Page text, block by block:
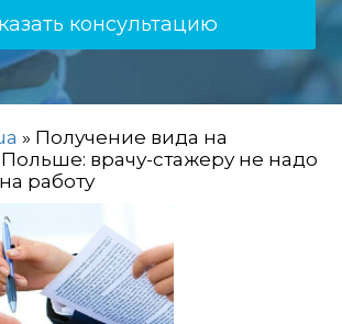
консультацию
» Получение вида на
врачу-стажеру не надо
работу